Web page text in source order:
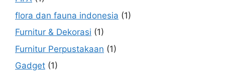
flora dan fauna indonesia (1)
Furnitur & Dekorasi (1)
Furnitur Perpustakaan (1)
Gadget (1)